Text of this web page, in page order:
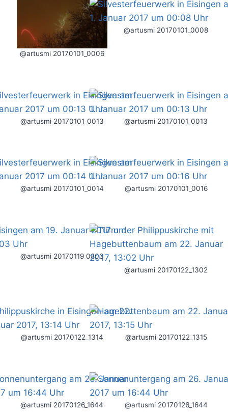
@artusmi 20170101_0006
@artusmi 20170101_0008
@artusmi 20170101_0013 @artusmi 20170101_0013
@artusmi 20170101_0014 @artusmi 20170101_0016
@artusmi 20170119_0803
@artusmi 20170122_1302
@artusmi 20170122_1314 @artusmi 20170122_1315
@artusmi 20170126_1644 @artusmi 20170126_1644